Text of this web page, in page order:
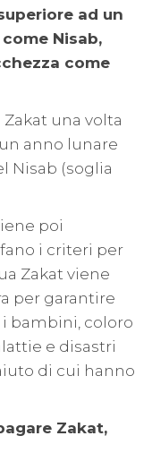
ad un
Nisab,
come
una volta
anno lunare
Nisab (soglia
poi
i criteri per
Zakat viene
per garantire
bambini, coloro
e disastri
di cui hanno
Zakat,